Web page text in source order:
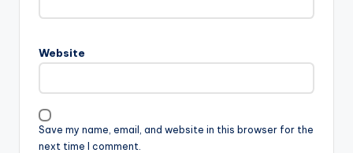
Website
Save my name, email, and website in this browser for the
next time I comment.